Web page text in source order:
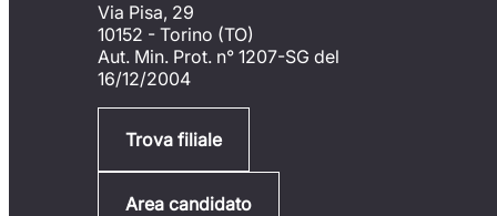
Via Pisa, 29
10152 - Torino (TO)
Aut. Min. Prot. n° 1207-SG del
16/12/2004
Trova filiale
Area candidato